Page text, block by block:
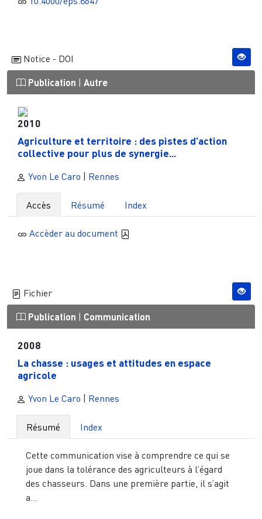
Notice - DOI
Publication Autre
2010
Agriculture et territoire : des pistes d’action
collective pour plus de synergie...
Yvon Le Caro Rennes
Accès Résumé Index
Accèder au document
Fichier
Publication Communication
2008
La chasse : usages et attitudes en espace
agricole
Yvon Le Caro | Rennes
Résumé Index
Cette communication vise à comprendre ce qui se
joue dans la tolérance des agriculteurs à l’égard
des chasseurs. Dans une première partie, il s’agit
a...